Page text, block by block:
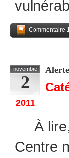
Commentaire 1
novembre
2
2011
À lire,
Centre